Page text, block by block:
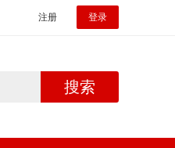
注册 登录
搜索